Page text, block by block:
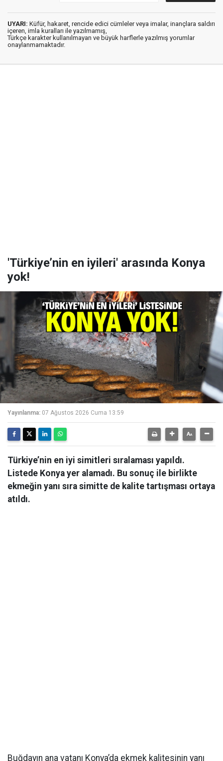
UYARI: Küfür, hakaret, rencide edici cümleler veya imalar, inançlara saldırı
içeren, imla kuralları ile yazılmamış,
Türkçe karakter kullanılmayan ve büyük harflerle yazılmış yorumlar
onaylanmamaktadır.
'Türkiye’nin en iyileri' arasında Konya
yok!
Yayınlanma: 07 Ağustos 2026 Cuma 13:59
Türkiye’nin en iyi simitleri sıralaması yapıldı.
Listede Konya yer alamadı. Bu sonuç ile birlikte
ekmeğin yanı sıra simitte de kalite tartışması ortaya
atıldı.
Buğdayın ana vatanı Konya’da ekmek kalitesinin yanı